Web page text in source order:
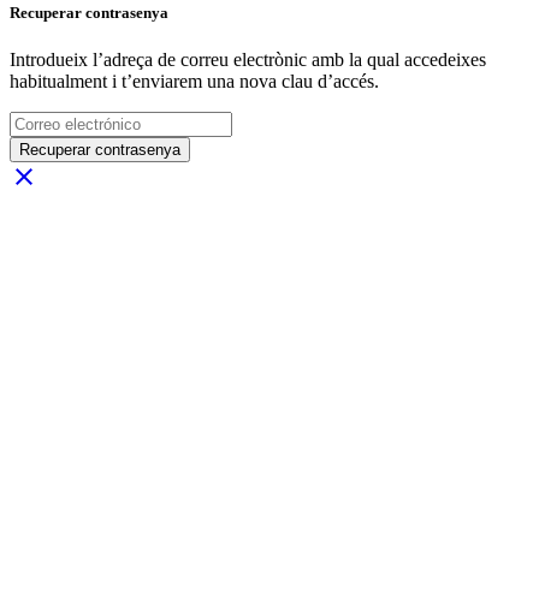
Recuperar contrasenya
Introdueix l’adreça de correu electrònic amb la qual accedeixes
habitualment i t’enviarem una nova clau d’accés.
Recuperar contrasenya
close